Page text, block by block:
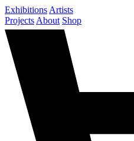
Exhibitions Artists
Projects About Shop